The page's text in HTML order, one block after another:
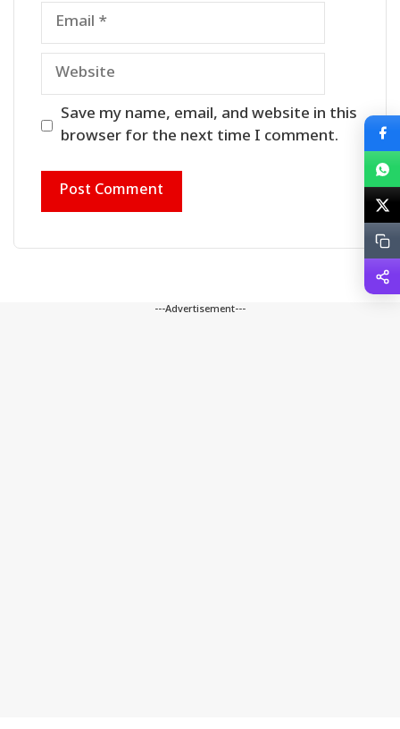
Email
Website
Save my name, email, and website in this
browser for the next time I comment.
---Advertisement---